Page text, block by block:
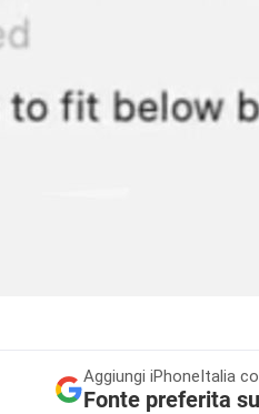
Aggiungi iPhoneItalia
Fonte preferita